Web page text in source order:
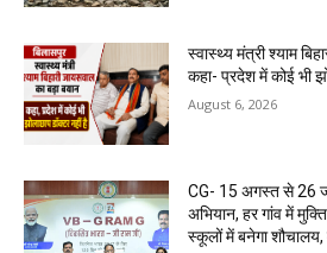
स्वास्थ्य मंत्री श्याम
कहा- प्रदेश में कोई भी
August 6, 2026
CG- 15 अगस्त से 26
अभियान, हर गांव में
स्कूलों में बनेगा शौचालय,